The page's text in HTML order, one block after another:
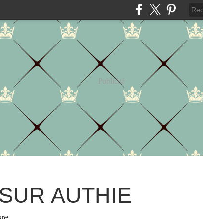
Publicité
AUTHIE